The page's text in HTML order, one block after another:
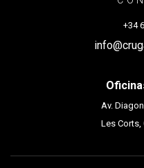
+34
Av.
Les Corts,